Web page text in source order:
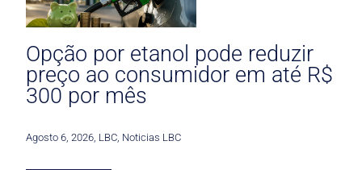
Opção por etanol pode reduzir
preço ao consumidor em até R$
300 por mês
Agosto 6, 2026 LBC Noticias LBC